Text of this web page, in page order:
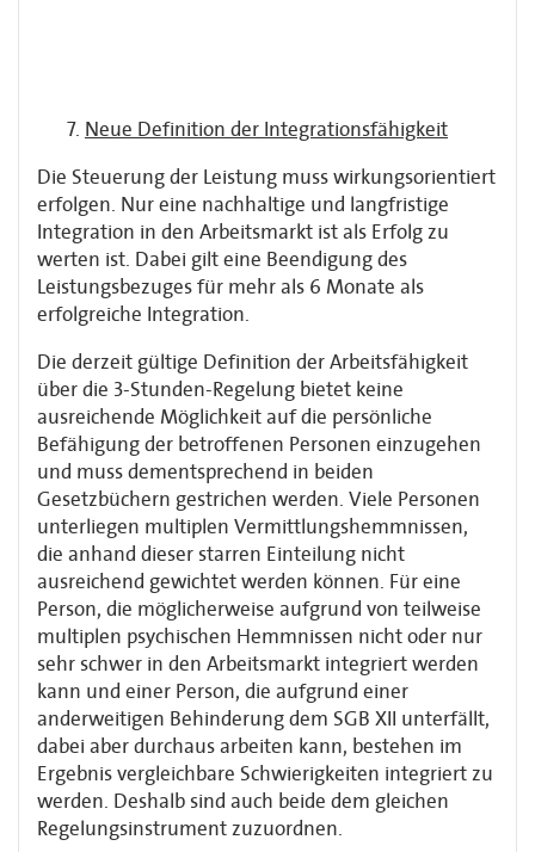
Neue Definition der Integrationsfähigkeit
Die Steuerung der Leistung muss wirkungsorientiert
erfolgen. Nur eine nachhaltige und langfristige
Integration in den Arbeitsmarkt ist als Erfolg zu
werten ist. Dabei gilt eine Beendigung des
Leistungsbezuges für mehr als 6 Monate als
erfolgreiche Integration.
Die derzeit gültige Definition der Arbeitsfähigkeit
über die 3-Stunden-Regelung bietet keine
ausreichende Möglichkeit auf die persönliche
Befähigung der betroffenen Personen einzugehen
und muss dementsprechend in beiden
Gesetzbüchern gestrichen werden. Viele Personen
unterliegen multiplen Vermittlungshemmnissen,
die anhand dieser starren Einteilung nicht
ausreichend gewichtet werden können. Für eine
Person, die möglicherweise aufgrund von teilweise
multiplen psychischen Hemmnissen nicht oder nur
sehr schwer in den Arbeitsmarkt integriert werden
kann und einer Person, die aufgrund einer
anderweitigen Behinderung dem SGB XII unterfällt,
dabei aber durchaus arbeiten kann, bestehen im
Ergebnis vergleichbare Schwierigkeiten integriert zu
werden. Deshalb sind auch beide dem gleichen
Regelungsinstrument zuzuordnen.